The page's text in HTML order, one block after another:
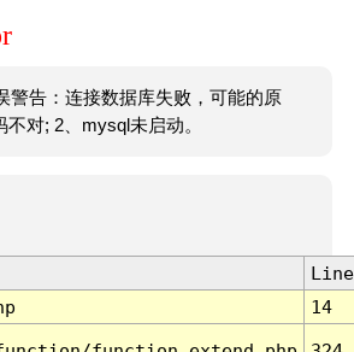
警告：连接数据库失败，可能的原
对; 2、mysql未启动。
Line
14